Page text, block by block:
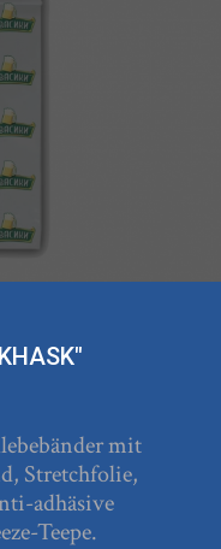
mit
Stretchfolie,
adhäsive
Teepe.